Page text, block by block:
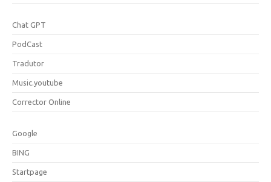
Chat GPT
PodCast
Tradutor
Music.youtube
Corrector Online
Google
BING
Startpage